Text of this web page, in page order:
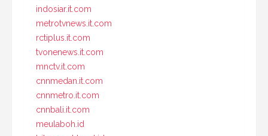
indosiar.it.com
metrotvnews.it.com
rctiplus.it.com
tvonenews.it.com
mnctv.it.com
cnnmedan.it.com
cnnmetro.it.com
cnnbali.it.com
meulaboh.id